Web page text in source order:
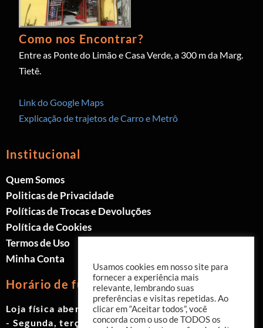
Como nos Encontrar?
Entre as Ponte do Limão e Casa Verde, a 300 m da Marg.
Tietê.
Link do Google Maps
Explicação de trajetos de Carro e Metrô
Institucional
Quem Somos
Politicas de Privacidade
Políticas de Trocas e Devoluções
Política de Cookies
Termos de Uso
Minha Conta
Horário de funcionamento
Loja física aberta de Segunda à Sábado.
- Segunda, terça e quinta das 9h às 19h
Usamos cookies em nosso site para
fornecer a experiência mais
relevante, lembrando suas
preferências e visitas repetidas. Ao
clicar em “Aceitar todos”, você
concorda com o uso de TODOS os